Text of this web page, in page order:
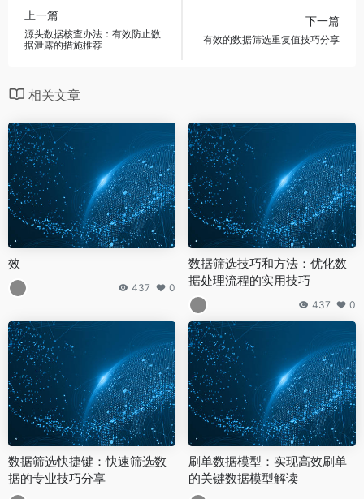
上一篇
源头数据核查办法：有效防止数
据泄露的措施推荐
下一篇
有效的数据筛选重复值技巧分享
相关文章
效
437 0
数据筛选技巧和方法：优化数
据处理流程的实用技巧
437 0
数据筛选快捷键：快速筛选数
据的专业技巧分享
刷单数据模型：实现高效刷单
的关键数据模型解读